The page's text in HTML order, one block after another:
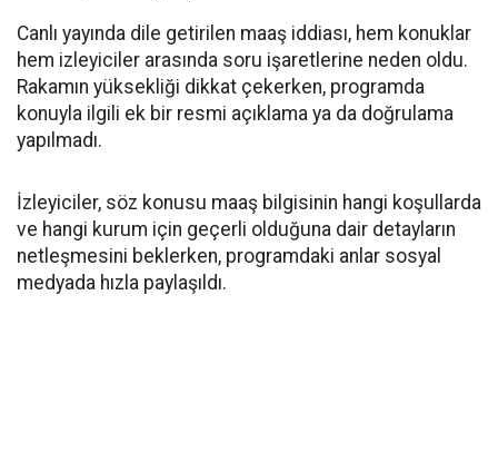
Canlı yayında dile getirilen maaş iddiası, hem konuklar
hem izleyiciler arasında soru işaretlerine neden oldu.
Rakamın yüksekliği dikkat çekerken, programda
konuyla ilgili ek bir resmi açıklama ya da doğrulama
yapılmadı.
İzleyiciler, söz konusu maaş bilgisinin hangi koşullarda
ve hangi kurum için geçerli olduğuna dair detayların
netleşmesini beklerken, programdaki anlar sosyal
medyada hızla paylaşıldı.